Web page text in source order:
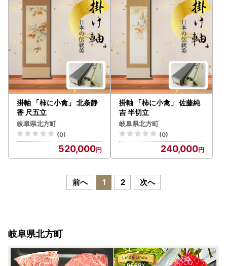
掛軸 「柿に小禽」 北条静
香 尺五立
岐阜県北方町
(0)
520,000
掛軸 「柿に小禽」 佐藤純
吉 半切立
岐阜県北方町
(0)
240,000
前へ 1 2 次へ
岐阜県北方町